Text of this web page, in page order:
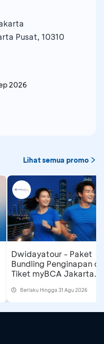
Pusat, 10310
2026
Lihat semua promo
Dwidayatour - Paket
Bundling Penginapan
Tiket myBCA Jakarta
Berlaku Hingga 31 Agu 2026